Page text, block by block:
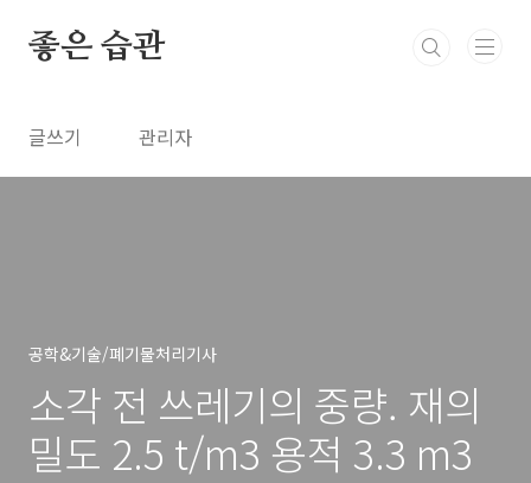
좋은 습관
글쓰기 관리자
공학&기술/폐기물처리기사
소각 전 쓰레기의 중량. 재의
밀도 2.5 t/m3 용적 3.3 m3